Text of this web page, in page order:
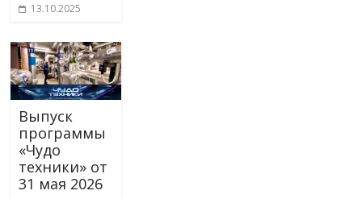
13.10.2025
Выпуск
программы
«Чудо
техники» от
31 мая 2026